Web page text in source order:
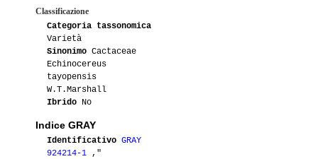
Classificazione
Categoria tassonomica
Varietà
Sinonimo Cactaceae
Echinocereus
tayopensis
W.T.Marshall
Ibrido No
Indice GRAY
Identificativo GRAY
924214-1 ,"